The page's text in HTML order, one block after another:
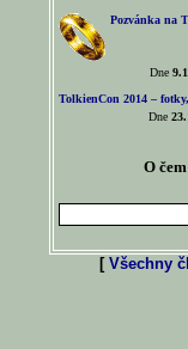
Pozvánka na
Dne
TolkienCon 2014 –
Dne
O
[ Všechny